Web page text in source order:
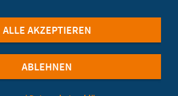
ABLEHNEN
ALLE AKZEPTIEREN